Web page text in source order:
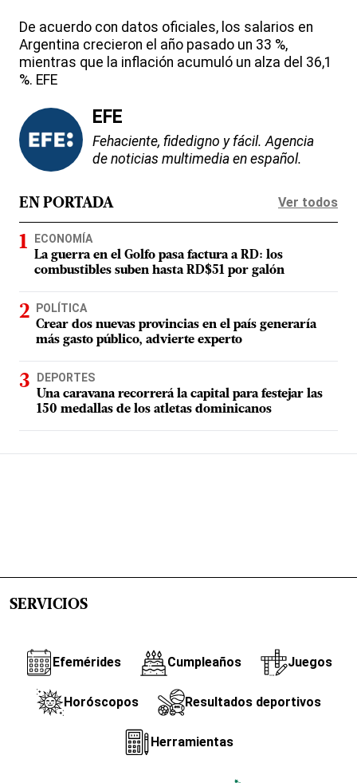
De acuerdo con datos oficiales, los salarios en
Argentina crecieron el año pasado un 33 %,
mientras que la inflación acumuló un alza del 36,1
%. EFE
EFE
Fehaciente, fidedigno y fácil. Agencia
de noticias multimedia en español.
EN PORTADA Ver todos
ECONOMÍA
La guerra en el Golfo pasa factura a RD: los
combustibles suben hasta RD$51 por galón
POLÍTICA
Crear dos nuevas provincias en el país generaría
más gasto público, advierte experto
DEPORTES
Una caravana recorrerá la capital para festejar las
150 medallas de los atletas dominicanos
SERVICIOS
Efemérides Cumpleaños Juegos
Horóscopos Resultados deportivos
Herramientas